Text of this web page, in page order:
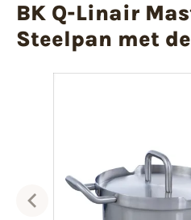
BK Q-Linair
Steelpan met